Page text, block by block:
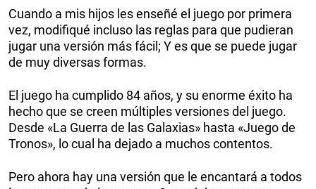
Cuando a mis hijos les enseñé el juego por primera
vez, modifiqué incluso las reglas para que pudieran
jugar una versión más fácil; Y es que se puede jugar
de muy diversas formas.
El juego ha cumplido 84 años, y su enorme éxito ha
hecho que se creen múltiples versiones del juego.
Desde «La Guerra de las Galaxias» hasta «Juego de
Tronos», lo cual ha dejado a muchos contentos.
Pero ahora hay una versión que le encantará a todos